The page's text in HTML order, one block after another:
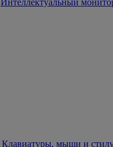
Интеллектуальный
Клавиатуры, мыши и